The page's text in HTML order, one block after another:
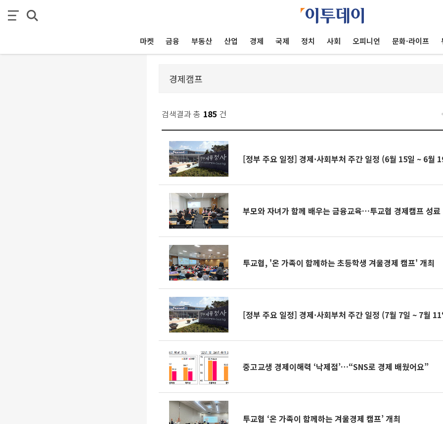
마켓 금융 부동산 산업 경제 국제 정치 사회 오피니언 문화·라이프
검색결과 총 185 건
[정부 주요 일정] 경제·사회부처 주간 일정 (6월 15일 ~ 6월
부모와 자녀가 함께 배우는 금융교육…투교협 경제캠프 성료
투교협, '온 가족이 함께하는 초등학생 겨울경제 캠프' 개최
[정부 주요 일정] 경제·사회부처 주간 일정 (7월 7일 ~ 7월
중고교생 경제이해력 ‘낙제점’…“SNS로 경제 배웠어요”
투교협 ‘온 가족이 함께하는 겨울경제 캠프’ 개최